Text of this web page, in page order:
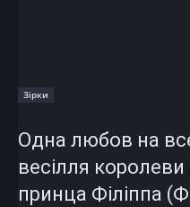
Зірки
Одна любов на
весілля королеви
принца Філіппа